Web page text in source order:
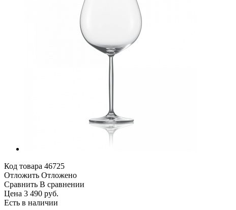
Код товара 46725
Отложить Отложено
Сравнить В сравнении
Цена 3 490 руб.
Есть в наличии